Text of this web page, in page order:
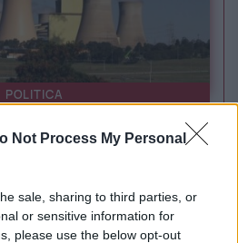
Not Process My Personal
sale, sharing to third parties, or
or sensitive information for
please use the below opt-out
POLITICA
mecanismului european
pe cărbune. Critici la
lui Bolojan